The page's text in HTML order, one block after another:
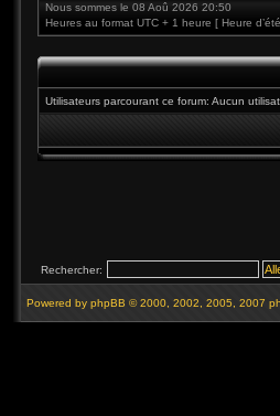
Nous sommes le 08 Aoû 2026 20:50
Heures au format UTC + 1 heure [ Heure
Utilisateurs parcourant ce forum: Aucun
Rechercher:
Powered by phpBB © 2000, 2002, 2005, 2007